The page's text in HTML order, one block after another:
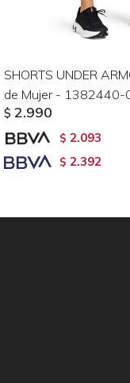
SHORTS UNDER
de Mujer - 1382440-
$ 2.990
$ 2.093
$ 2.392